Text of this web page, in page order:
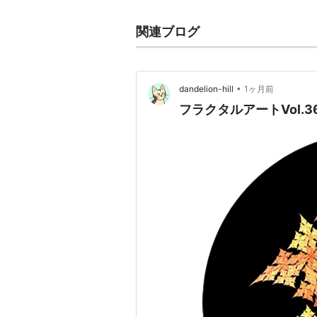
関連ブログ
dandelion-hill • 1ヶ月前
フラクタルアート